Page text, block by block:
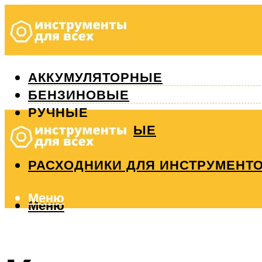
АККУМУЛЯТОРНЫЕ
БЕНЗИНОВЫЕ
РУЧНЫЕ
ИЗМЕРИТЕЛЬНЫЕ
РЕМОНТ
РАСХОДНИКИ ДЛЯ
Меню
Меню